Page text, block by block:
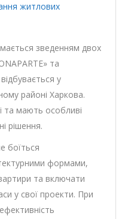
житлових
зведенням двох
та
у
районі Харкова.
та мають особливі
рішення.
боїться
формами,
та включати
у свої проекти. При